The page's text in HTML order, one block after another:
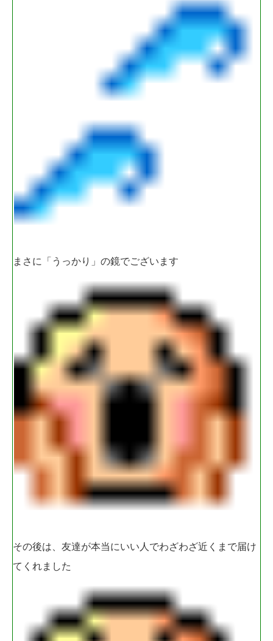
まさに「うっかり」の鏡でございます
その後は、友達が本当にいい人でわざわざ近くまで届け
てくれました